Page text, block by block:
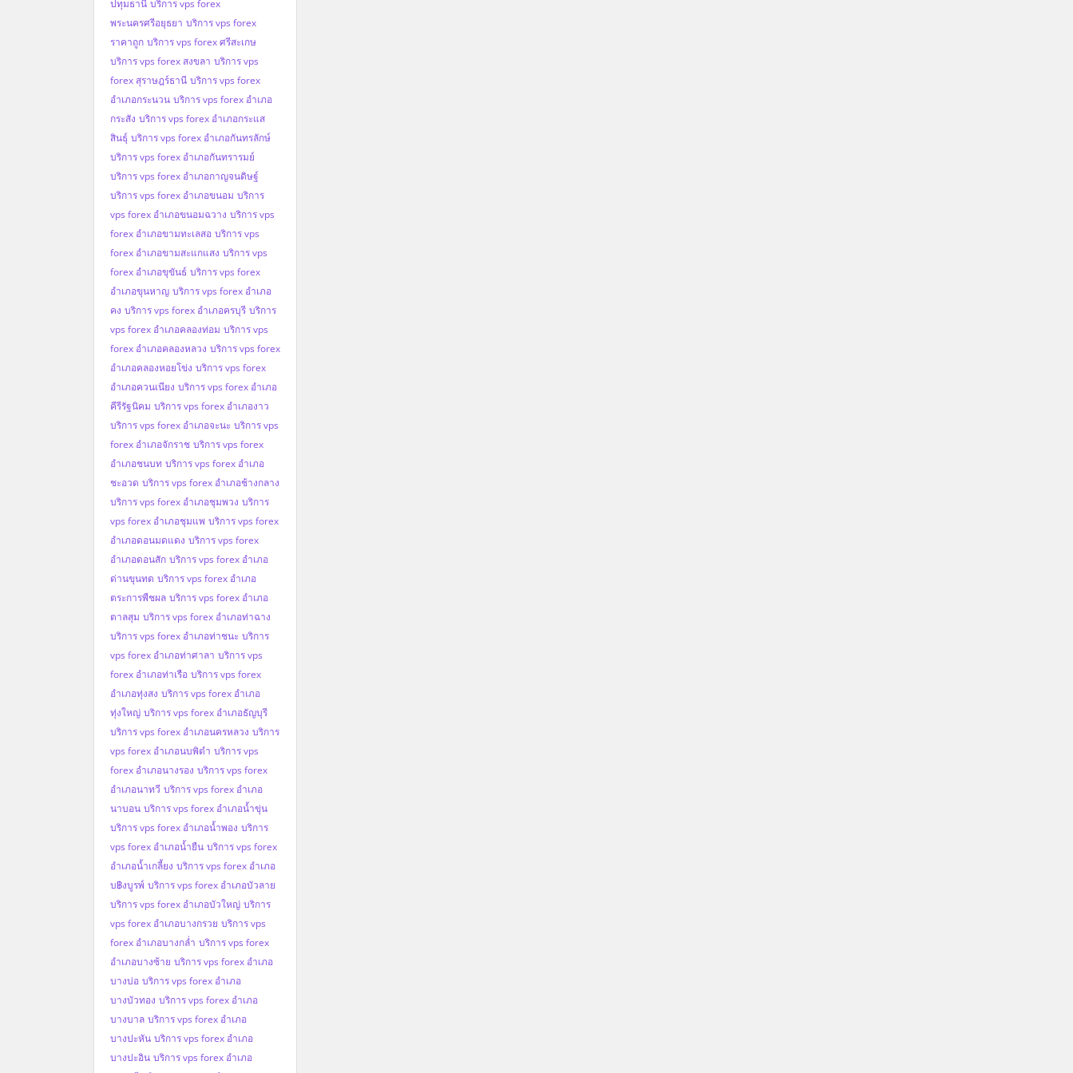
ปทุมธานี บริการ vps forex
พระนครศรีอยุธยา บริการ vps forex
ราคาถูก บริการ vps forex ศรีสะเกษ
บริการ vps forex สงขลา บริการ vps
forex สุราษฎร์ธานี บริการ vps forex
อำเภอกระนวน บริการ vps forex อำเภอ
กระสัง บริการ vps forex อำเภอกระแส
สินธุ์ บริการ vps forex อำเภอกันทรลักษ์
บริการ vps forex อำเภอกันทรารมย์
บริการ vps forex อำเภอกาญจนดิษฐ์
บริการ vps forex อำเภอขนอม บริการ
vps forex อำเภอขนอมฉวาง บริการ vps
forex อำเภอขามทะเลสอ บริการ vps
forex อำเภอขามสะแกแสง บริการ vps
forex อำเภอขุขันธ์ บริการ vps forex
อำเภอขุนหาญ บริการ vps forex อำเภอ
คง บริการ vps forex อำเภอครบุรี บริการ
vps forex อำเภอคลองท่อม บริการ vps
forex อำเภอคลองหลวง บริการ vps forex
อำเภอคลองหอยโข่ง บริการ vps forex
อำเภอควนเนียง บริการ vps forex อำเภอ
คีรีรัฐนิคม บริการ vps forex อำเภองาว
บริการ vps forex อำเภอจะนะ บริการ vps
forex อำเภอจักราช บริการ vps forex
อำเภอชนบท บริการ vps forex อำเภอ
ชะอวด บริการ vps forex อำเภอช้างกลาง
บริการ vps forex อำเภอชุมพวง บริการ
vps forex อำเภอชุมแพ บริการ vps forex
อำเภอดอนมดแดง บริการ vps forex
อำเภอดอนสัก บริการ vps forex อำเภอ
ด่านขุนทด บริการ vps forex อำเภอ
ตระการพืชผล บริการ vps forex อำเภอ
ตาลสุม บริการ vps forex อำเภอท่าฉาง
บริการ vps forex อำเภอท่าชนะ บริการ
vps forex อำเภอท่าศาลา บริการ vps
forex อำเภอท่าเรือ บริการ vps forex
อำเภอทุ่งสง บริการ vps forex อำเภอ
ทุ่งใหญ่ บริการ vps forex อำเภอธัญบุรี
บริการ vps forex อำเภอนครหลวง บริการ
vps forex อำเภอนบพิตำ บริการ vps
forex อำเภอนางรอง บริการ vps forex
อำเภอนาทวี บริการ vps forex อำเภอ
นาบอน บริการ vps forex อำเภอน้ำขุ่น
บริการ vps forex อำเภอน้ำพอง บริการ
vps forex อำเภอน้ำยืน บริการ vps forex
อำเภอน้ำเกลี้ยง บริการ vps forex อำเภอ
บ฿งบูรพ์ บริการ vps forex อำเภอบัวลาย
บริการ vps forex อำเภอบัวใหญ่ บริการ
vps forex อำเภอบางกรวย บริการ vps
forex อำเภอบางกล่ำ บริการ vps forex
อำเภอบางซ้าย บริการ vps forex อำเภอ
บางบ่อ บริการ vps forex อำเภอ
บางบัวทอง บริการ vps forex อำเภอ
บางบาล บริการ vps forex อำเภอ
บางปะหัน บริการ vps forex อำเภอ
บางปะอิน บริการ vps forex อำเภอ